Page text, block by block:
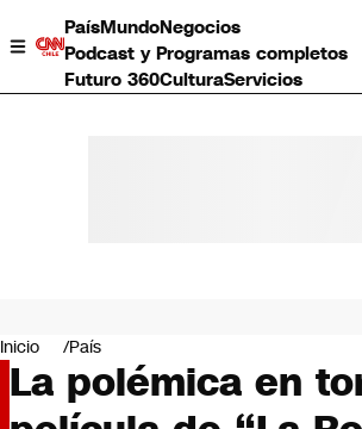
PaísMundoNegocios
Podcast y Programas completos
Futuro 360CulturaServicios
Negocios
Deportes
Programas completos
Cultura
Inicio País
La polémica en